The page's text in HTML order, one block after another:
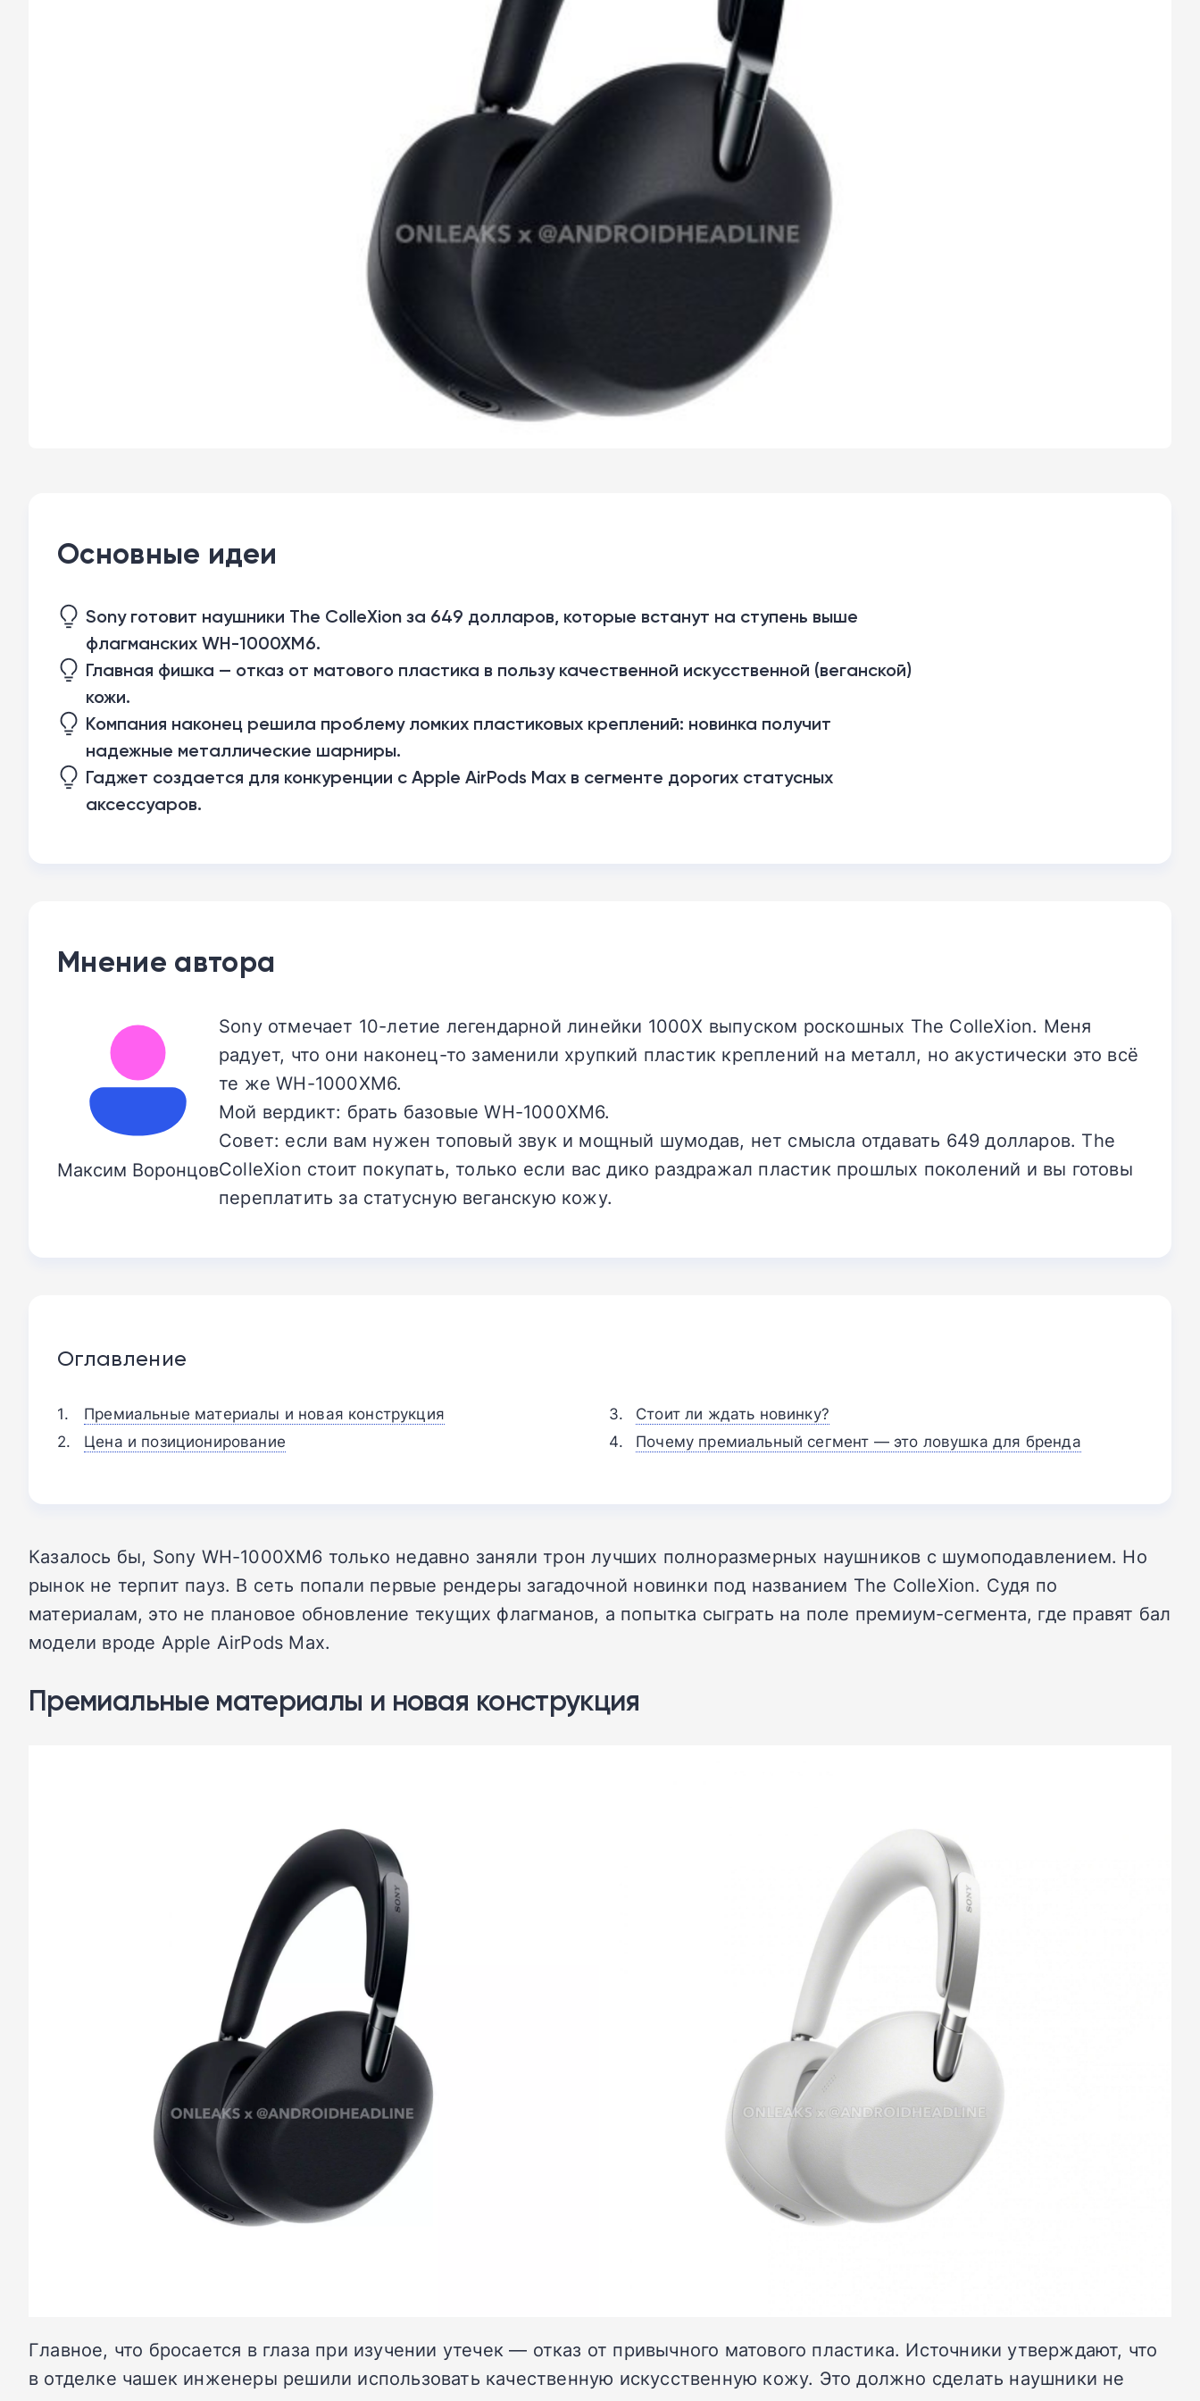
Основные идеи
Sony готовит наушники The ColleXion за 649 долларов, которые встанут на ступень выше
флагманских WH-1000XM6.
Главная фишка — отказ от матового пластика в пользу качественной искусственной (веганской)
кожи.
Компания наконец решила проблему ломких пластиковых креплений: новинка получит
надежные металлические шарниры.
Гаджет создается для конкуренции с Apple AirPods Max в сегменте дорогих статусных
аксессуаров.
Мнение автора
Максим Воронцов
Sony отмечает 10-летие легендарной линейки 1000X выпуском роскошных The ColleXion. Меня
радует, что они наконец-то заменили хрупкий пластик креплений на металл, но акустически это всё
те же WH-1000XM6.
Мой вердикт: брать базовые WH-1000XM6.
Совет: если вам нужен топовый звук и мощный шумодав, нет смысла отдавать 649 долларов. The
ColleXion стоит покупать, только если вас дико раздражал пластик прошлых поколений и вы готовы
переплатить за статусную веганскую кожу.
Оглавление
Премиальные материалы и новая конструкция
Цена и позиционирование
Стоит ли ждать новинку?
Почему премиальный сегмент — это ловушка для бренда
Казалось бы, Sony WH-1000XM6 только недавно заняли трон лучших полноразмерных наушников с шумоподавлением. Но
рынок не терпит пауз. В сеть попали первые рендеры загадочной новинки под названием The ColleXion. Судя по
материалам, это не плановое обновление текущих флагманов, а попытка сыграть на поле премиум-сегмента, где правят бал
модели вроде Apple AirPods Max.
Премиальные материалы и новая конструкция
Главное, что бросается в глаза при изучении утечек — отказ от привычного матового пластика. Источники утверждают, что
в отделке чашек инженеры решили использовать качественную искусственную кожу. Это должно сделать наушники не